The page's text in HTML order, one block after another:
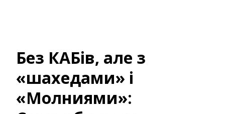
Без КАБів, але з
«шахедами» і
«Молниями»: